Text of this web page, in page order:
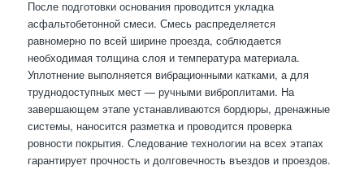
После подготовки основания проводится укладка
асфальтобетонной смеси. Смесь распределяется
равномерно по всей ширине проезда, соблюдается
необходимая толщина слоя и температура материала.
Уплотнение выполняется вибрационными катками, а для
труднодоступных мест — ручными виброплитами. На
завершающем этапе устанавливаются бордюры, дренажные
системы, наносится разметка и проводится проверка
ровности покрытия. Следование технологии на всех этапах
гарантирует прочность и долговечность въездов и проездов.